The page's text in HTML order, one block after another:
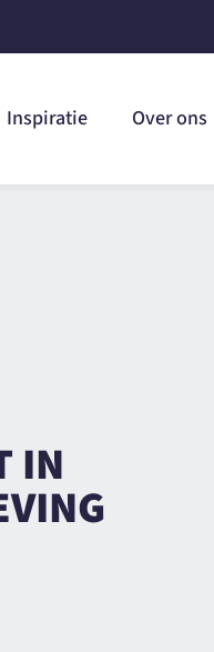
Inspiratie Over ons
IN